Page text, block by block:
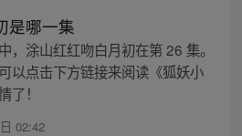
是哪一集
，涂山红红吻白月初在第 26 集。
以点击下方链接来阅读《狐妖小
了！
02:42